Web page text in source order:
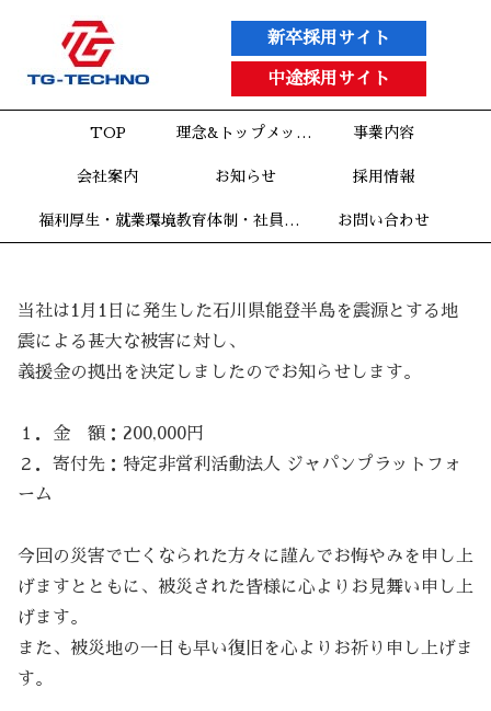
新卒採用サイト
中途採用サイト
TOP 理念&トップメッセージ 事業内容
会社案内 お知らせ 採用情報
福利厚生・就業環境 教育体制・社員インタビュー お問い合わせ
当社は1月1日に発生した石川県能登半島を震源とする地
震による甚大な被害に対し、
義援金の拠出を決定しましたのでお知らせします。
１．金 額：200,000円
２．寄付先：特定非営利活動法人 ジャパンプラットフォ
ーム
今回の災害で亡くなられた方々に謹んでお悔やみを申し上
げますとともに、被災された皆様に心よりお見舞い申し上
げます。
また、被災地の一日も早い復旧を心よりお祈り申し上げま
す。